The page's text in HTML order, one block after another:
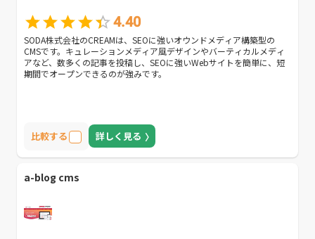
4.40
SODA株式会社のCREAMは、SEOに強いオウンドメディア構築型の
CMSです。キュレーションメディア風デザインやバーティカルメディ
アなど、数多くの記事を投稿し、SEOに強いWebサイトを簡単に、短
期間でオープンできるのが強みです。
比較する 詳しく見る
a-blog cms